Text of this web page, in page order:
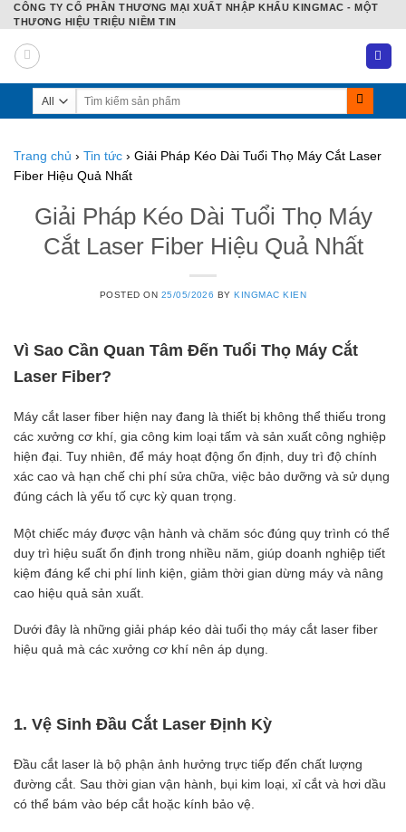
Skip
to
content
CÔNG TY CỔ PHẦN THƯƠNG MẠI XUẤT NHẬP KHẨU KINGMAC - MỘT
THƯƠNG HIỆU TRIỆU NIỀM TIN
Tìm
Trang chủ › Tin tức › Giải Pháp Kéo Dài Tuổi Thọ Máy Cắt Laser
Fiber Hiệu Quả Nhất
Giải Pháp Kéo Dài Tuổi Thọ Máy
Cắt Laser Fiber Hiệu Quả Nhất
POSTED ON 25/05/2026 BYKINGMAC KIEN
Vì Sao Cần Quan Tâm Đến Tuổi Thọ Máy Cắt
Laser Fiber?
Máy cắt laser fiber hiện nay đang là thiết bị không thể thiếu trong
các xưởng cơ khí, gia công kim loại tấm và sản xuất công nghiệp
hiện đại. Tuy nhiên, để máy hoạt động ổn định, duy trì độ chính
xác cao và hạn chế chi phí sửa chữa, việc bảo dưỡng và sử dụng
đúng cách là yếu tố cực kỳ quan trọng.
Một chiếc máy được vận hành và chăm sóc đúng quy trình có thể
duy trì hiệu suất ổn định trong nhiều năm, giúp doanh nghiệp tiết
kiệm đáng kể chi phí linh kiện, giảm thời gian dừng máy và nâng
cao hiệu quả sản xuất.
Dưới đây là những giải pháp kéo dài tuổi thọ máy cắt laser fiber
hiệu quả mà các xưởng cơ khí nên áp dụng.
1. Vệ Sinh Đầu Cắt Laser Định Kỳ
Đầu cắt laser là bộ phận ảnh hưởng trực tiếp đến chất lượng
đường cắt. Sau thời gian vận hành, bụi kim loại, xỉ cắt và hơi dầu
có thể bám vào bép cắt hoặc kính bảo vệ.